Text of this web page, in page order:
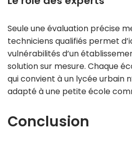
Seule une évaluation précise
techniciens qualifiés permet
vulnérabilités d’un
solution sur mesure. Chaque
qui convient à un lycée urbain
adapté à une petite école
Conclusion